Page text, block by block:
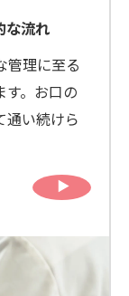
な流れ
管理に至る
す。お口の
通い続けら
▶